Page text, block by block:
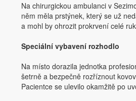
Na chirurgickou ambulanci v
něm měla prstýnek, který se už
a mohl by ohrozit prokrvení celé
Speciální vybavení rozhodlo
Na místo dorazila jednotka
šetrně a bezpečně rozříznout
Pacientce se ulevilo okamžitě po